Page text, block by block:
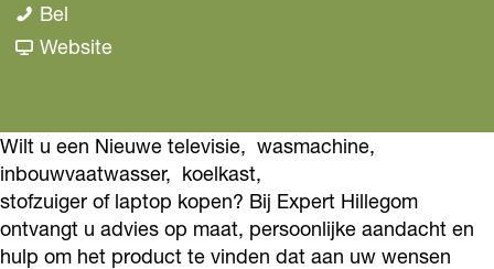
r
t
H
i
r
p
e
r
t
a
x
p
e
r
Bel
x
r
t
H
i
Websitev
E
x
p
e
Wilt u een Nieuwe televisie, wasmachine,
inbouwvaatwasser, koelkast,
stofzuiger of laptop kopen? Bij Expert Hillegom
ontvangt u advies op maat, persoonlijke aandacht en
hulp om het product te vinden dat aan uw wensen